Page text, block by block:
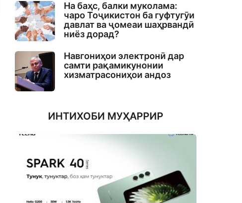
На баҳс, балки муколама:
чаро Тоҷикистон ба гуфтугӯи
давлат ва ҷомеаи шаҳрвандӣ
ниёз дорад?
Навгониҳои электронӣ дар
самти рақамикунонии
хизматрасониҳои андоз
ИНТИХОБИ МУҲАРРИР